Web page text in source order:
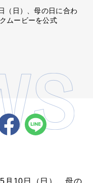
（日）、母の日に合わ
ムービーを公式